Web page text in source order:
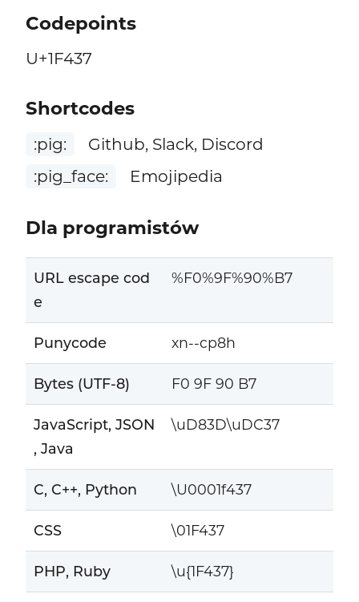
Codepoints
U+1F437
Shortcodes
:pig:
Github, Slack, Discord
:pig_face:
Emojipedia
Dla programistów
URL escape cod
e
%F0%9F%90%B7
Punycode xn--cp8h
Bytes (UTF-8) F0 9F 90 B7
JavaScript, JSON
, Java
\uD83D\uDC37
C, C++, Python \U0001f437
CSS \01F437
PHP, Ruby \u{1F437}